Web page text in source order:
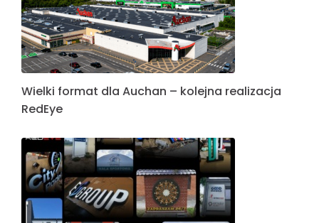
Wielki format dla Auchan – kolejna realizacja
RedEye